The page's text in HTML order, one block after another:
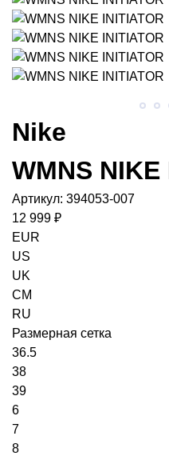
Nike
WMNS NIKE
Артикул: 394053-007
12 999 ₽
EUR
US
UK
CM
RU
Размерная сетка
36.5
38
39
6
7
8